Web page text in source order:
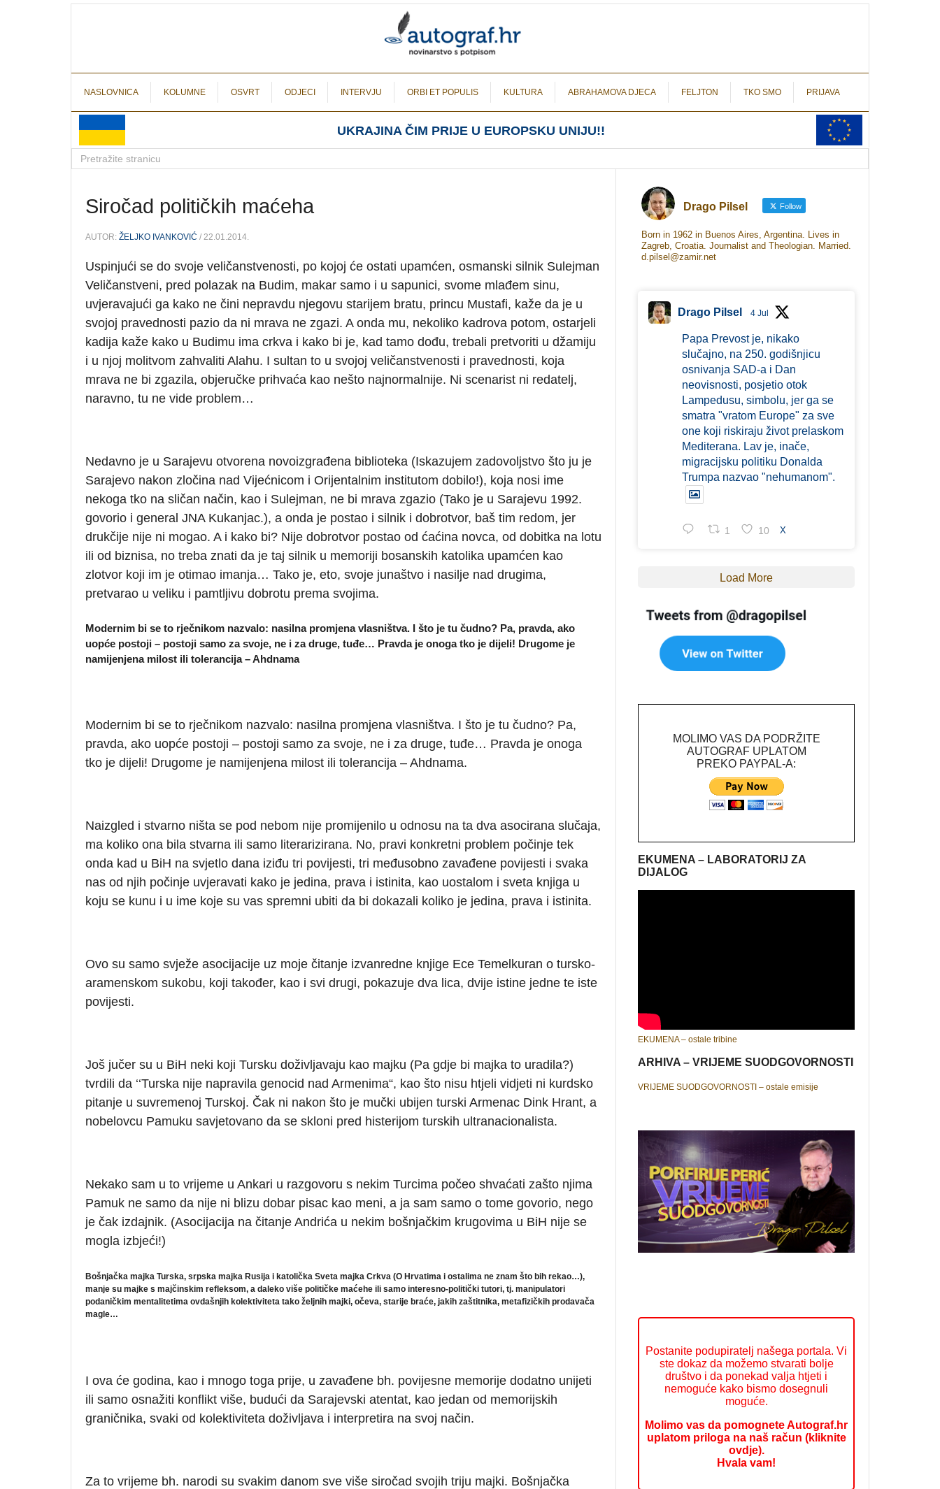
NASLOVNICA KOLUMNE OSVRT ODJECI INTERVJU ORBI ET POPULIS KULTURA ABRAHAMOVA DJECA FELJTON TKO SMO PRIJAVA
UKRAJINA ČIM PRIJE U EUROPSKU UNIJU!!
Siročad političkih maćeha
AUTOR: ŽELJKO IVANKOVIĆ / 22.01.2014.
Uspinjući se do svoje veličanstvenosti, po kojoj će ostati upamćen, osmanski silnik Sulejman
Veličanstveni, pred polazak na Budim, makar samo i u sapunici, svome mlađem sinu,
uvjeravajući ga kako ne čini nepravdu njegovu starijem bratu, princu Mustafi, kaže da je u
svojoj pravednosti pazio da ni mrava ne zgazi. A onda mu, nekoliko kadrova potom, ostarjeli
kadija kaže kako u Budimu ima crkva i kako bi je, kad tamo dođu, trebali pretvoriti u džamiju
i u njoj molitvom zahvaliti Alahu. I sultan to u svojoj veličanstvenosti i pravednosti, koja
mrava ne bi zgazila, objeručke prihvaća kao nešto najnormalnije. Ni scenarist ni redatelj,
naravno, tu ne vide problem…
Nedavno je u Sarajevu otvorena novoizgrađena biblioteka (Iskazujem zadovoljstvo što ju je
Sarajevo nakon zločina nad Vijećnicom i Orijentalnim institutom dobilo!), koja nosi ime
nekoga tko na sličan način, kao i Sulejman, ne bi mrava zgazio (Tako je u Sarajevu 1992.
govorio i general JNA Kukanjac.), a onda je postao i silnik i dobrotvor, baš tim redom, jer
drukčije nije ni mogao. A i kako bi? Nije dobrotvor postao od ćaćina novca, od dobitka na lotu
ili od biznisa, no treba znati da je taj silnik u memoriji bosanskih katolika upamćen kao
zlotvor koji im je otimao imanja… Tako je, eto, svoje junaštvo i nasilje nad drugima,
pretvarao u veliku i pamtljivu dobrotu prema svojima.
Modernim bi se to rječnikom nazvalo: nasilna promjena vlasništva. I što je tu čudno? Pa, pravda, ako
uopće postoji – postoji samo za svoje, ne i za druge, tuđe… Pravda je onoga tko je dijeli! Drugome je
namijenjena milost ili tolerancija – Ahdnama
Modernim bi se to rječnikom nazvalo: nasilna promjena vlasništva. I što je tu čudno? Pa,
pravda, ako uopće postoji – postoji samo za svoje, ne i za druge, tuđe… Pravda je onoga
tko je dijeli! Drugome je namijenjena milost ili tolerancija – Ahdnama.
Naizgled i stvarno ništa se pod nebom nije promijenilo u odnosu na ta dva asocirana slučaja,
ma koliko ona bila stvarna ili samo literarizirana. No, pravi konkretni problem počinje tek
onda kad u BiH na svjetlo dana iziđu tri povijesti, tri međusobno zavađene povijesti i svaka
nas od njih počinje uvjeravati kako je jedina, prava i istinita, kao uostalom i sveta knjiga u
koju se kunu i u ime koje su vas spremni ubiti da bi dokazali koliko je jedina, prava i istinita.
Ovo su samo svježe asocijacije uz moje čitanje izvanredne knjige Ece Temelkuran o tursko-
aramenskom sukobu, koji također, kao i svi drugi, pokazuje dva lica, dvije istine jedne te iste
povijesti.
Još jučer su u BiH neki koji Tursku doživljavaju kao majku (Pa gdje bi majka to uradila?)
tvrdili da ‘‘Turska nije napravila genocid nad Armenima“, kao što nisu htjeli vidjeti ni kurdsko
pitanje u suvremenoj Turskoj. Čak ni nakon što je mučki ubijen turski Armenac Dink Hrant, a
nobelovcu Pamuku savjetovano da se skloni pred histerijom turskih ultranacionalista.
Nekako sam u to vrijeme u Ankari u razgovoru s nekim Turcima počeo shvaćati zašto njima
Pamuk ne samo da nije ni blizu dobar pisac kao meni, a ja sam samo o tome govorio, nego
je čak izdajnik. (Asocijacija na čitanje Andrića u nekim bošnjačkim krugovima u BiH nije se
mogla izbjeći!)
Bošnjačka majka Turska, srpska majka Rusija i katolička Sveta majka Crkva (O Hrvatima i ostalima ne znam što bih rekao…),
manje su majke s majčinskim refleksom, a daleko više političke maćehe ili samo interesno-politički tutori, tj. manipulatori
podaničkim mentalitetima ovdašnjih kolektiviteta tako željnih majki, očeva, starije braće, jakih zaštitnika, metafizičkih prodavača
magle…
I ova će godina, kao i mnogo toga prije, u zavađene bh. povijesne memorije dodatno unijeti
ili samo osnažiti konflikt više, budući da Sarajevski atentat, kao jedan od memorijskih
graničnika, svaki od kolektiviteta doživljava i interpretira na svoj način.
Za to vrijeme bh. narodi su svakim danom sve više siročad svojih triju majki. Bošnjačka
Drago Pilsel Follow
Born in 1962 in Buenos Aires, Argentina. Lives in
Zagreb, Croatia. Journalist and Theologian. Married.
d.pilsel@zamir.net
Drago Pilsel 4 Jul
Papa Prevost je, nikako
slučajno, na 250. godišnjicu
osnivanja SAD-a i Dan
neovisnosti, posjetio otok
Lampedusu, simbolu, jer ga se
smatra "vratom Europe" za sve
one koji riskiraju život prelaskom
Mediterana. Lav je, inače,
migracijsku politiku Donalda
Trumpa nazvao "nehumanom".
1 10 X
Load More
MOLIMO VAS DA PODRŽITE
AUTOGRAF UPLATOM
PREKO PAYPAL-A:
EKUMENA – LABORATORIJ ZA
DIJALOG
EKUMENA – ostale tribine
ARHIVA – VRIJEME SUODGOVORNOSTI
VRIJEME SUODGOVORNOSTI – ostale emisije
Postanite podupiratelj našega portala. Vi
ste dokaz da možemo stvarati bolje
društvo i da ponekad valja htjeti i
nemoguće kako bismo dosegnuli
moguće.
Molimo vas da pomognete Autograf.hr
uplatom priloga na naš račun (kliknite
ovdje).
Hvala vam!